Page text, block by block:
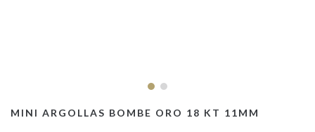
MINI ARGOLLAS BOMBE ORO 18 KT 11MM